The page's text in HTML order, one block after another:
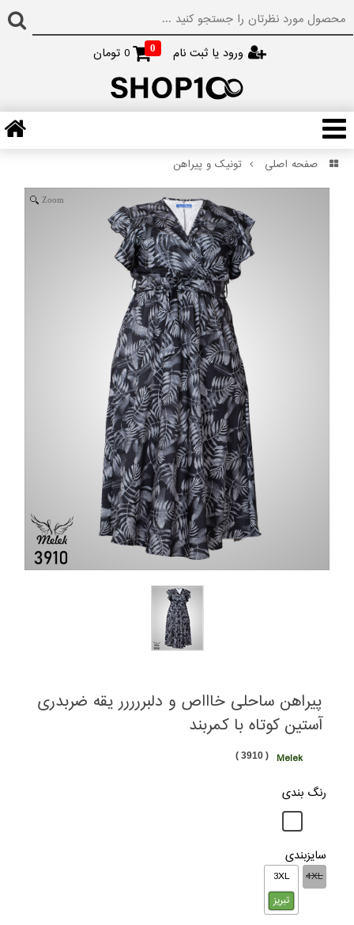
ورود یا ثبت نام 0
0 تومان
صفحه اصلی تونیک و پیراهن
Zoom
پیراهن ساحلی خاااص و دلبررررر یقه ضربدری
آستین کوتاه با کمربند
Melek
( 3910 )
رنگ بندی
سایزبندی
4XL
3XL
تبریز